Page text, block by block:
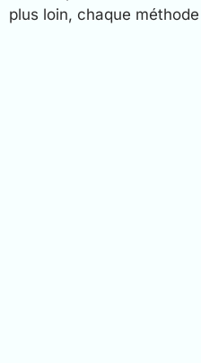
plus loin, chaque